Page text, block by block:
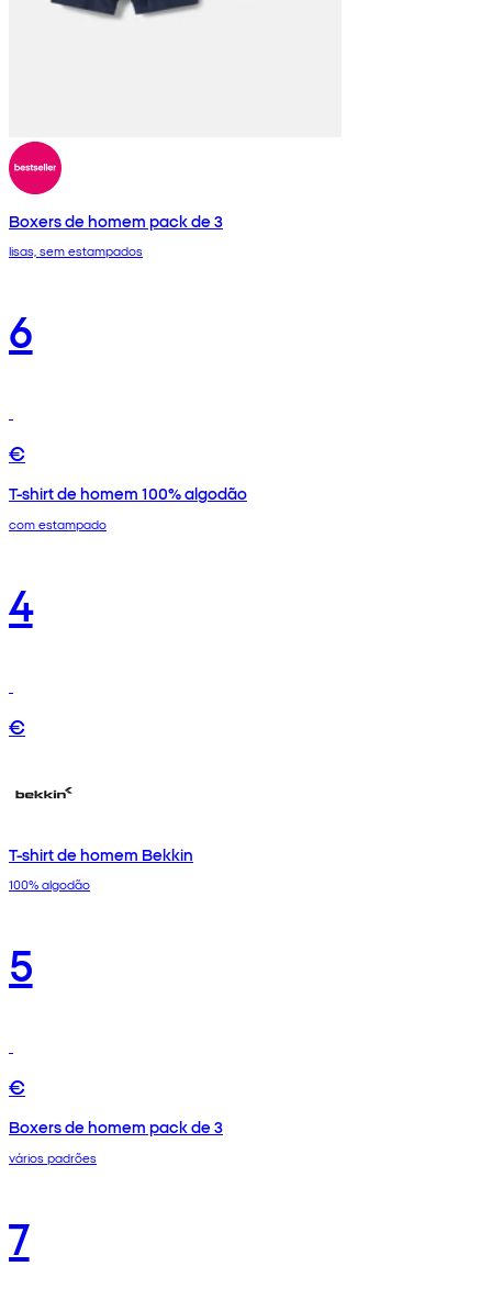
Boxers de homem pack de 3
lisas, sem estampados
6
€
T-shirt de homem 100% algodão
com estampado
4
€
T-shirt de homem Bekkin
100% algodão
5
€
Boxers de homem pack de 3
vários padrões
7